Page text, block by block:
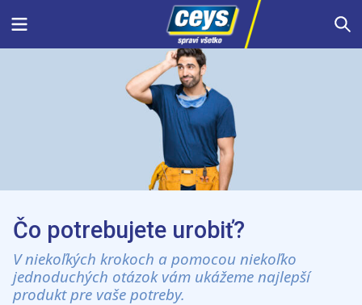
Menu
Čo potrebujete urobiť?
V niekoľkých krokoch a pomocou niekoľko
jednoduchých otázok vám ukážeme najlepší
produkt pre vaše potreby.